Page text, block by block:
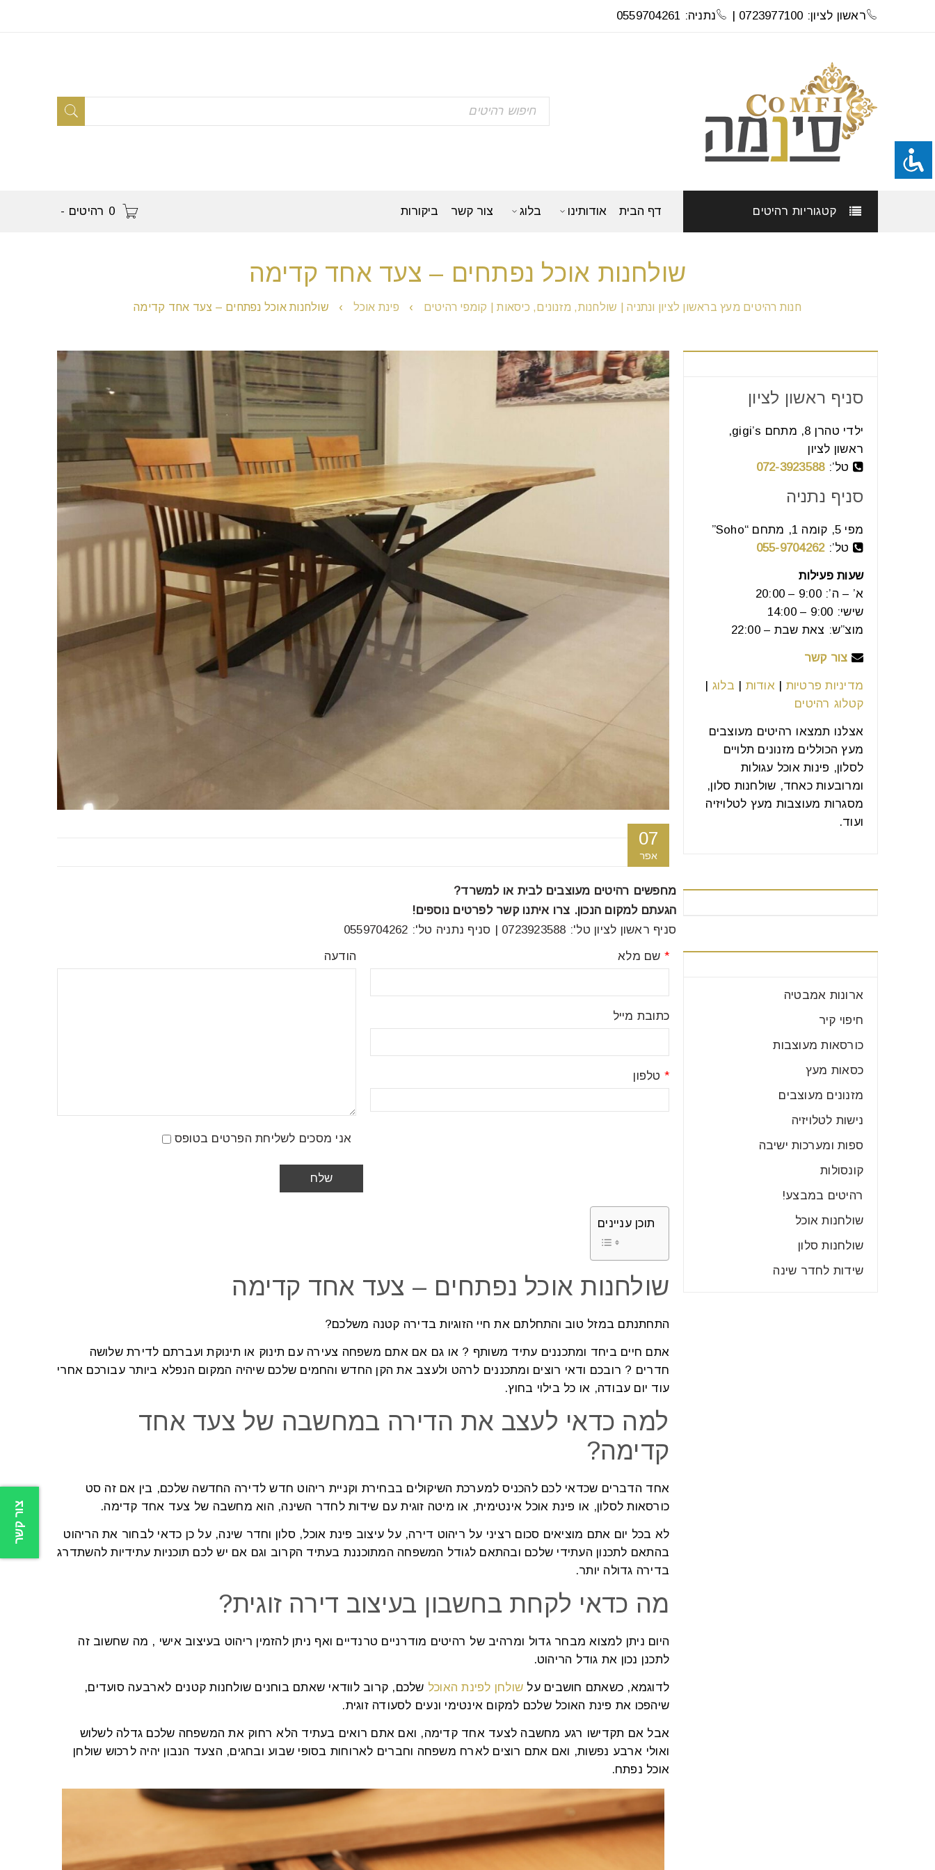
ראשון לציון: 0723977100 | נתניה: 0559704261
קטגוריות רהיטים דף הבית אודותינו בלוג צור קשר ביקורות 0 רהיטים -
שולחנות אוכל נפתחים – צעד אחד קדימה
חנות רהיטים מעץ בראשון לציון ונתניה | שולחנות, מזנונים, כיסאות | קומפי רהיטים › פינת אוכל › שולחנות אוכל נפתחים – צעד אחד קדימה
07
אפר
מחפשים רהיטים מעוצבים לבית או למשרד?
הגעתם למקום הנכון. צרו איתנו קשר לפרטים נוספים!
סניף ראשון לציון טל': 0723923588 | סניף נתניה טל': 0559704262
*
כתובת מייל
*
הודעה
אני מסכים לשליחת הפרטים בטופס
תוכן עניינים
שולחנות אוכל נפתחים – צעד אחד קדימה
התחתנתם במזל טוב והתחלתם את חיי הזוגיות בדירה קטנה משלכם?
אתם חיים ביחד ומתכננים עתיד משותף ? או גם אם אתם משפחה צעירה עם תינוק או תינוקת ועברתם לדירת שלושה
חדרים ? רובכם ודאי רוצים ומתכננים לרהט ולעצב את הקן החדש והחמים שלכם שיהיה המקום הנפלא ביותר עבורכם אחרי
עוד יום עבודה, או כל בילוי בחוץ.
למה כדאי לעצב את הדירה במחשבה של צעד אחד
קדימה?
אחד הדברים שכדאי לכם להכניס למערכת השיקולים בבחירת וקניית ריהוט חדש לדירה החדשה שלכם, בין אם זה סט
כורסאות לסלון, או פינת אוכל אינטימית, או מיטה זוגית עם שידות לחדר השינה, הוא מחשבה של צעד אחד קדימה.
לא בכל יום אתם מוציאים סכום רציני על ריהוט דירה, על עיצוב פינת אוכל, סלון וחדר שינה, על כן כדאי לבחור את הריהוט
בהתאם לתכנון העתידי שלכם ובהתאם לגודל המשפחה המתוכננת בעתיד הקרוב וגם אם יש לכם תוכניות עתידיות להשתדרג
בדירה גדולה יותר.
מה כדאי לקחת בחשבון בעיצוב דירה זוגית?
היום ניתן למצוא מבחר גדול ומרהיב של רהיטים מודרניים טרנדיים ואף ניתן להזמין ריהוט בעיצוב אישי , מה שחשוב זה
לתכנן נכון את גודל הריהוט.
לדוגמא, כשאתם חושבים על שולחן לפינת האוכל שלכם, קרוב לוודאי שאתם בוחנים שולחנות קטנים לארבעה סועדים,
שיהפכו את פינת האוכל שלכם למקום אינטימי ונעים לסעודה זוגית.
אבל אם תקדישו רגע מחשבה לצעד אחד קדימה, ואם אתם רואים בעתיד הלא רחוק את המשפחה שלכם גדלה לשלוש
ואולי ארבע נפשות, ואם אתם רוצים לארח משפחה וחברים לארוחות בסופי שבוע ובחגים, הצעד הנבון יהיה לרכוש שולחן
אוכל נפתח.
סניף ראשון לציון
ילדי טהרן 8, מתחם gigi’s,
ראשון לציון
טל’:072-3923588
סניף נתניה
מפי 5, קומה 1, מתחם “Soho”
טל’:055-9704262
שעות פעילות
א’ – ה’: 9:00 – 20:00
שישי: 9:00 – 14:00
מוצ”ש: צאת שבת – 22:00
צור קשר
מדיניות פרטיות |אודות | בלוג |
קטלוג רהיטים
אצלנו תמצאו רהיטים מעוצבים
מעץ הכוללים מזנונים תלויים
לסלון, פינות אוכל עגולות
ומרובעות כאחד, שולחנות סלון,
מסגרות מעוצבות מעץ לטלויזיה
ועוד.
ארונות אמבטיה
חיפוי קיר
כורסאות מעוצבות
כסאות מעץ
מזנונים מעוצבים
נישות לטלויזיה
ספות ומערכות ישיבה
קונסולות
רהיטים במבצע!
שולחנות אוכל
שולחנות סלון
שידות לחדר שינה
צור קשר